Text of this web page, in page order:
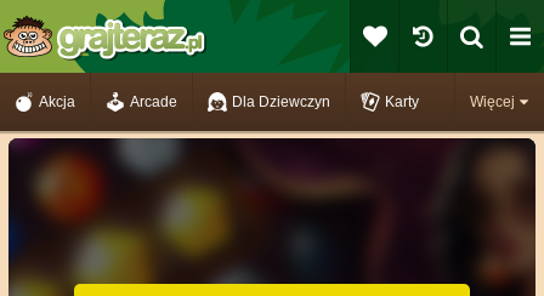
Więcej
Akcja Arcade Dla Dziewczyn Karty